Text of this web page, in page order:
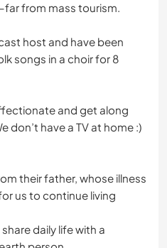
from mass tourism.
host and have been
songs in a choir for 8
and get along
don’t have a TV at home :)
their father, whose illness
us to continue living
daily life with a